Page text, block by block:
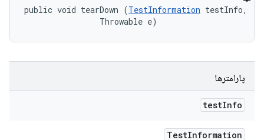
public void tearDown (TestInformation testInfo,
                Throwable e)
پارامترها
testInfo
TestInformation